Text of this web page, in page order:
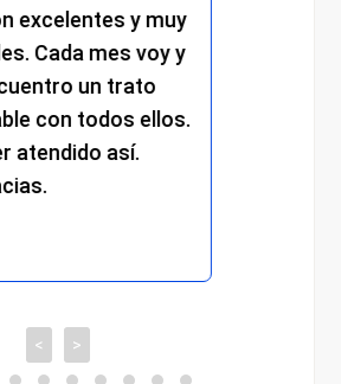
trato cercano, eficiente y
respetuoso. Se nota el
compromiso y la dedicación en
cada detalle. Sin duda, una
experiencia muy positiva que
recomiendo totalmente.
< >